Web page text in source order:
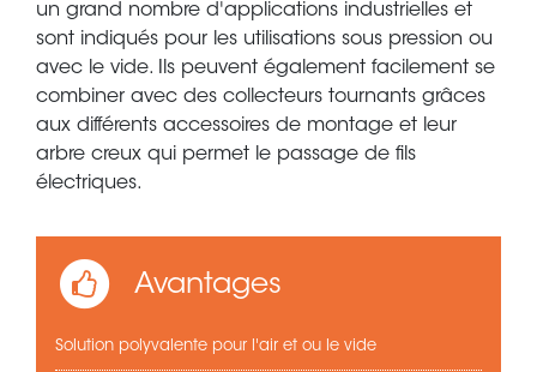
un grand nombre d'applications industrielles et
sont indiqués pour les utilisations sous pression ou
avec le vide. Ils peuvent également facilement se
combiner avec des collecteurs tournants grâces
aux différents accessoires de montage et leur
arbre creux qui permet le passage de fils
électriques.
Avantages
Solution polyvalente pour l'air et ou le vide